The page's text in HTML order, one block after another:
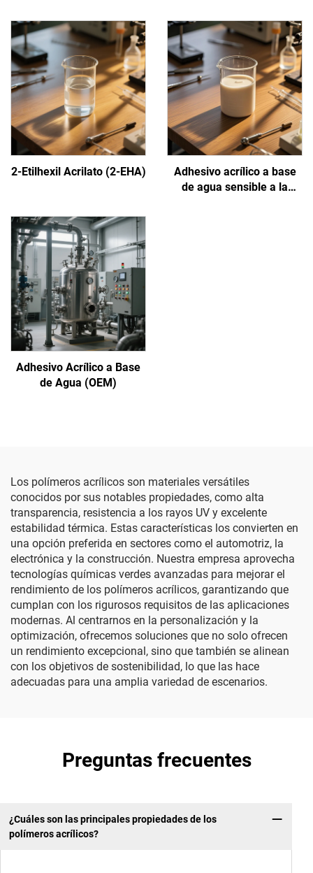
2-Etilhexil Acrilato (2-EHA)
Adhesivo acrílico a base
de agua sensible a la
Adhesivo Acrílico a Base
de Agua (OEM)
Los polímeros acrílicos son materiales versátiles
conocidos por sus notables propiedades, como alta
transparencia, resistencia a los rayos UV y excelente
estabilidad térmica. Estas características los convierten en
una opción preferida en sectores como el automotriz, la
electrónica y la construcción. Nuestra empresa aprovecha
tecnologías químicas verdes avanzadas para mejorar el
rendimiento de los polímeros acrílicos, garantizando que
cumplan con los rigurosos requisitos de las aplicaciones
modernas. Al centrarnos en la personalización y la
optimización, ofrecemos soluciones que no solo ofrecen
un rendimiento excepcional, sino que también se alinean
con los objetivos de sostenibilidad, lo que las hace
adecuadas para una amplia variedad de escenarios.
Preguntas frecuentes
¿Cuáles son las principales propiedades de los
polímeros acrílicos?